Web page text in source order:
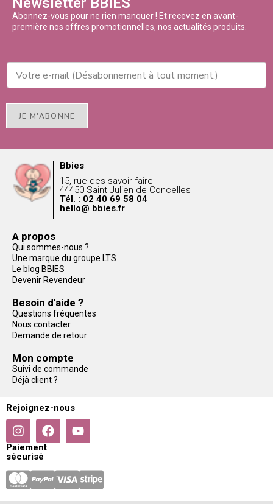
Abonnez-vous pour ne rien manquer ! Et recevez en avant-
première nos offres promotionnelles, nos actualités produits.
JE M'ABONNE
Bbies
15, rue des savoir-faire
44450 Saint Julien de Concelles
Tél. : 02 40 69 58 04
hello@ bbies.fr
A propos
Qui sommes-nous ?
Une marque du groupe LTS
Le blog BBIES
Devenir Revendeur
Besoin d'aide ?
Questions fréquentes
Nous contacter
Demande de retour
Mon compte
Suivi de commande
Déjà client ?
Rejoignez-nous
Paiement
sécurisé